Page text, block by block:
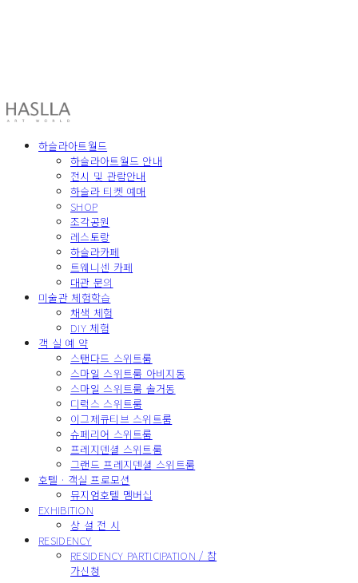
하슬라아트월드
하슬라아트월드 안내
전시 및 관람안내
하슬라 티켓 예매
SHOP
조각공원
레스토랑
하슬라카페
트웨니센 카페
대관 문의
미술관 체험학습
채색 체험
DIY 체험
객 실 예 약
스탠다드 스위트룸
스마일 스위트룸 아비지동
스마일 스위트룸 솔거동
디럭스 스위트룸
이그제큐티브 스위트룸
슈페리어 스위트룸
프레지덴셜 스위트룸
그랜드 프레지덴셜 스위트룸
호텔 · 객실 프로모션
뮤지엄호텔 멤버십
EXHIBITION
상 설 전 시
RESIDENCY
RESIDENCY PARTICIPATION / 참
가신청